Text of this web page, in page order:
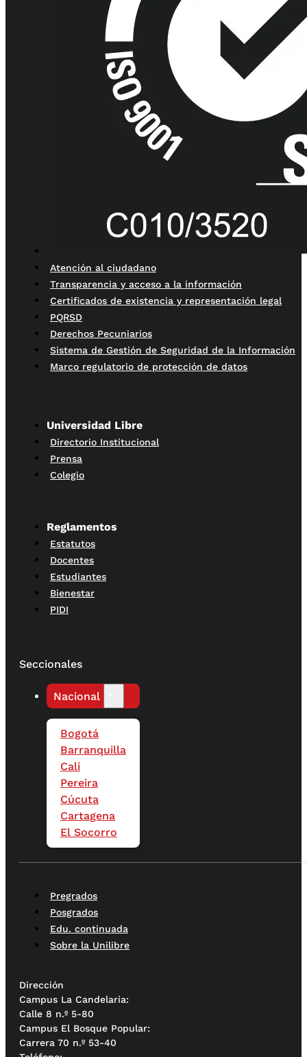
Atención al ciudadano
Transparencia y acceso a la información
Certificados de existencia y representación legal
PQRSD
Derechos Pecuniarios
Sistema de Gestión de Seguridad de la Información
Marco regulatorio de protección de datos
Universidad Libre
Directorio Institucional
Prensa
Colegio
Reglamentos
Estatutos
Docentes
Estudiantes
Bienestar
PIDI
Seccionales
Nacional
Bogotá
Barranquilla
Cali
Pereira
Cúcuta
Cartagena
El Socorro
Pregrados
Posgrados
Edu. continuada
Sobre la Unilibre
Dirección
Campus La Candelaria:
Calle 8 n.º 5-80
Campus El Bosque Popular:
Carrera 70 n.º 53-40